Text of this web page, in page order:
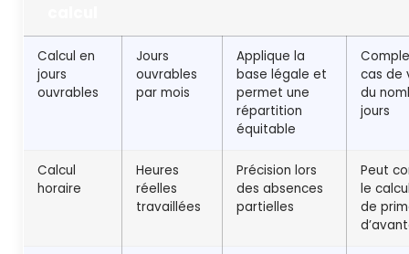
Calcul en
jours
ouvrables
Jours
ouvrables
par mois
Applique la
base légale et
permet une
répartition
équitable
cas de
du
jours
Calcul
horaire
Heures
réelles
travaillées
Précision lors
des absences
partielles
Peut
le
de